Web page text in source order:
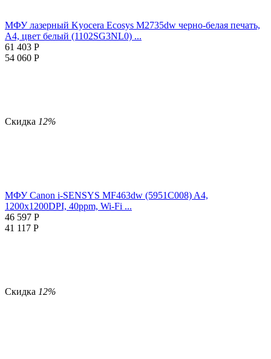
МФУ лазерный Kyocera Ecosys M2735dw черно-белая печать,
A4, цвет белый (1102SG3NL0) ...
61 403 Р
54 060 Р
Скидка 12%
МФУ Canon i-SENSYS MF463dw (5951C008) A4,
1200x1200DPI, 40ppm, Wi-Fi ...
46 597 Р
41 117 Р
Скидка 12%